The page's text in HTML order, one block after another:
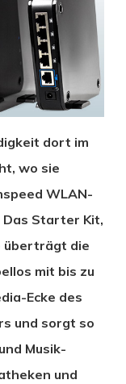
dort im
wo sie
WLAN-
Das Starter Kit,
überträgt die
mit bis zu
Ecke des
und sorgt so
Musik-
und